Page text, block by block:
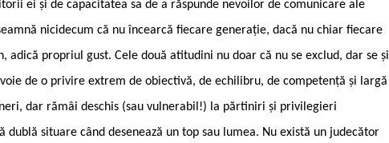
ei și de capacitatea sa de a răspunde nevoilor de comunicare ale
nicidecum că nu încearcă fiecare generație, dacă nu chiar fiecare
adică propriul gust. Cele două atitudini nu doar că nu se exclud, dar se și
de o privire extrem de obiectivă, de echilibru, de competență și largă
dar rămâi deschis (sau vulnerabil!) la părtiniri și privilegieri
situare când desenează un top sau lumea. Nu există un judecător